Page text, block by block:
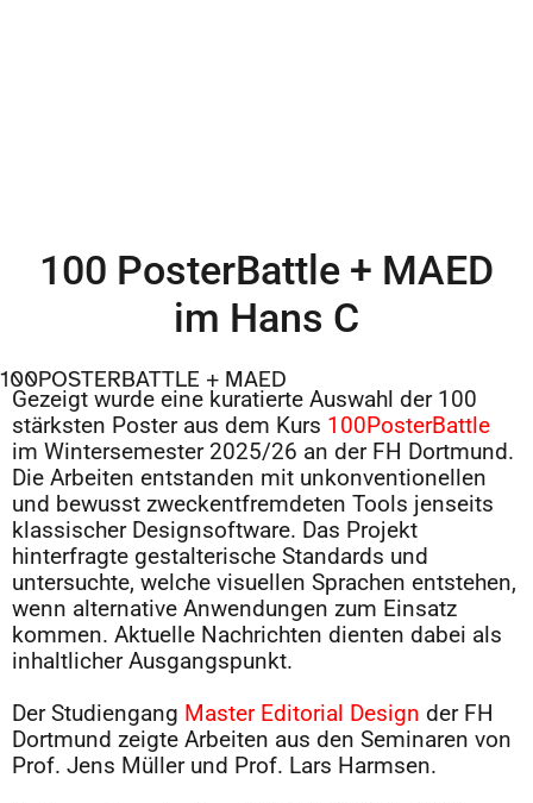
100 PosterBattle + MAED
im Hans C
100POSTERBATTLE + MAED
Gezeigt wurde eine kuratierte Auswahl der 100
stärksten Poster aus dem Kurs 100PosterBattle
im Wintersemester 2025/26 an der FH Dortmund.
Die Arbeiten entstanden mit unkonventionellen
und bewusst zweckentfremdeten Tools jenseits
klassischer Designsoftware. Das Projekt
hinterfragte gestalterische Standards und
untersuchte, welche visuellen Sprachen entstehen,
wenn alternative Anwendungen zum Einsatz
kommen. Aktuelle Nachrichten dienten dabei als
inhaltlicher Ausgangspunkt.
Der Studiengang Master Editorial Design der FH
Dortmund zeigte Arbeiten aus den Seminaren von
Prof. Jens Müller und Prof. Lars Harmsen.